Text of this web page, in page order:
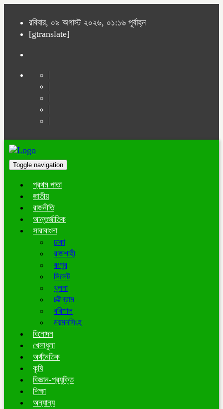
রবিবার, ০৯ অগাস্ট ২০২৬, ০১:১৬ পূর্বাহ্ন
[gtranslate]
Toggle navigation
প্রথম পাতা
জাতীয়
রাজনীতি
আন্তর্জাতিক
সারাবাংলা
ঢাকা
রাজশাহী
রংপুর
সিলেট
খুলনা
চট্টগ্রাম
বরিশাল
ময়মনসিংহ
বিনোদন
খেলাধুলা
অর্থনৈতিক
কৃষি
বিজ্ঞান-প্রযুক্তি
শিক্ষা
অন্যান্য